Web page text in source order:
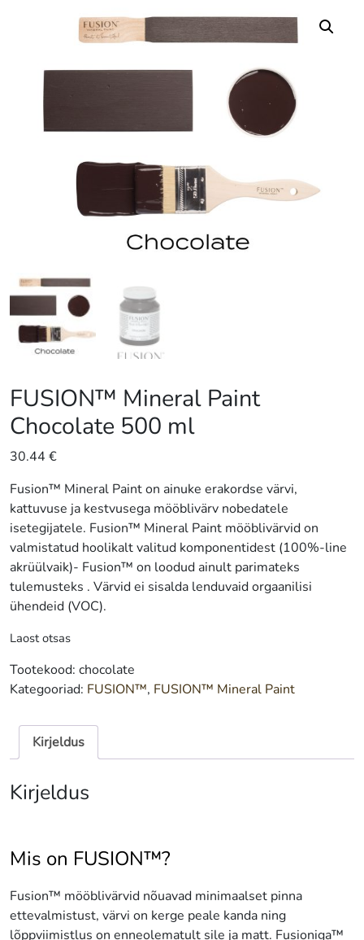
FUSION™ Mineral Paint
Chocolate 500 ml
30.44 €
Fusion™ Mineral Paint on ainuke erakordse värvi,
kattuvuse ja kestvusega mööblivärv nobedatele
isetegijatele. Fusion™ Mineral Paint mööblivärvid on
valmistatud hoolikalt valitud komponentidest (100%-line
akrüülvaik)- Fusion™ on loodud ainult parimateks
tulemusteks . Värvid ei sisalda lenduvaid orgaanilisi
ühendeid (VOC).
Laost otsas
Tootekood: chocolate
Kategooriad: FUSION™, FUSION™ Mineral Paint
Kirjeldus
Kirjeldus
Mis on FUSION™?
Fusion™ mööblivärvid nõuavad minimaalset pinna
ettevalmistust, värvi on kerge peale kanda ning
lõppviimistlus on enneolematult sile ja matt. Fusioniga™